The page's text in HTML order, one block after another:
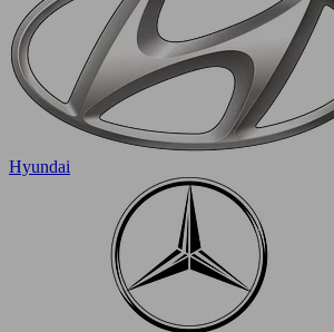
Hyundai